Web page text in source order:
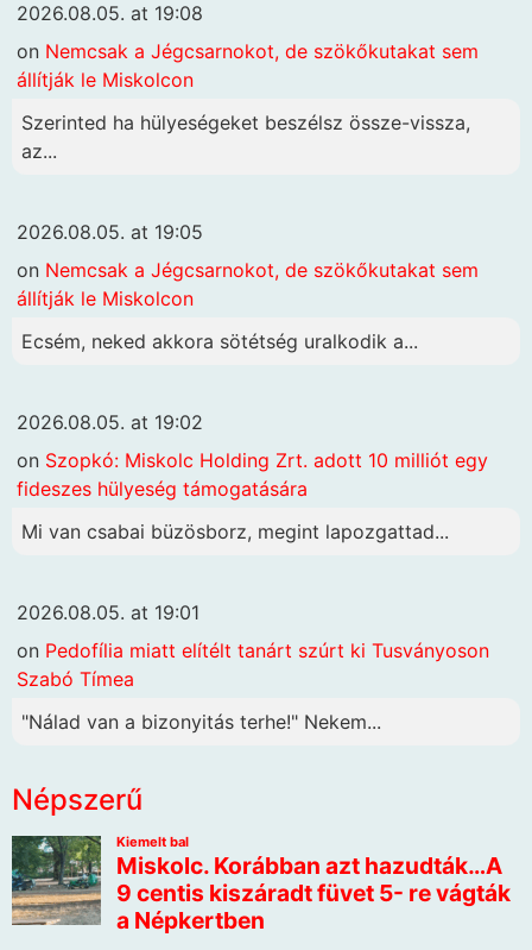
2026.08.05. at 19:08
on Nemcsak a Jégcsarnokot, de szökőkutakat sem
állítják le Miskolcon
Szerinted ha hülyeségeket beszélsz össze-vissza,
az...
2026.08.05. at 19:05
on Nemcsak a Jégcsarnokot, de szökőkutakat sem
állítják le Miskolcon
Ecsém, neked akkora sötétség uralkodik a...
2026.08.05. at 19:02
on Szopkó: Miskolc Holding Zrt. adott 10 milliót egy
fideszes hülyeség támogatására
Mi van csabai büzösborz, megint lapozgattad...
2026.08.05. at 19:01
on Pedofília miatt elítélt tanárt szúrt ki Tusványoson
Szabó Tímea
"Nálad van a bizonyitás terhe!" Nekem...
Népszerű